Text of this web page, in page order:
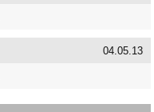
04.05.13